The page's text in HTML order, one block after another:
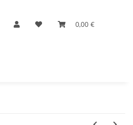
0,00 €